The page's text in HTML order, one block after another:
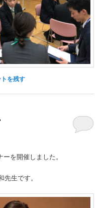
を残す
を開催しました。
生です。